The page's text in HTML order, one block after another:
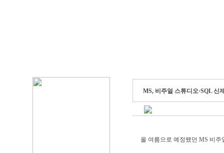
MS, 비주얼 스튜디오·SQL 신
올 여름으로 예정됐던 MS 비